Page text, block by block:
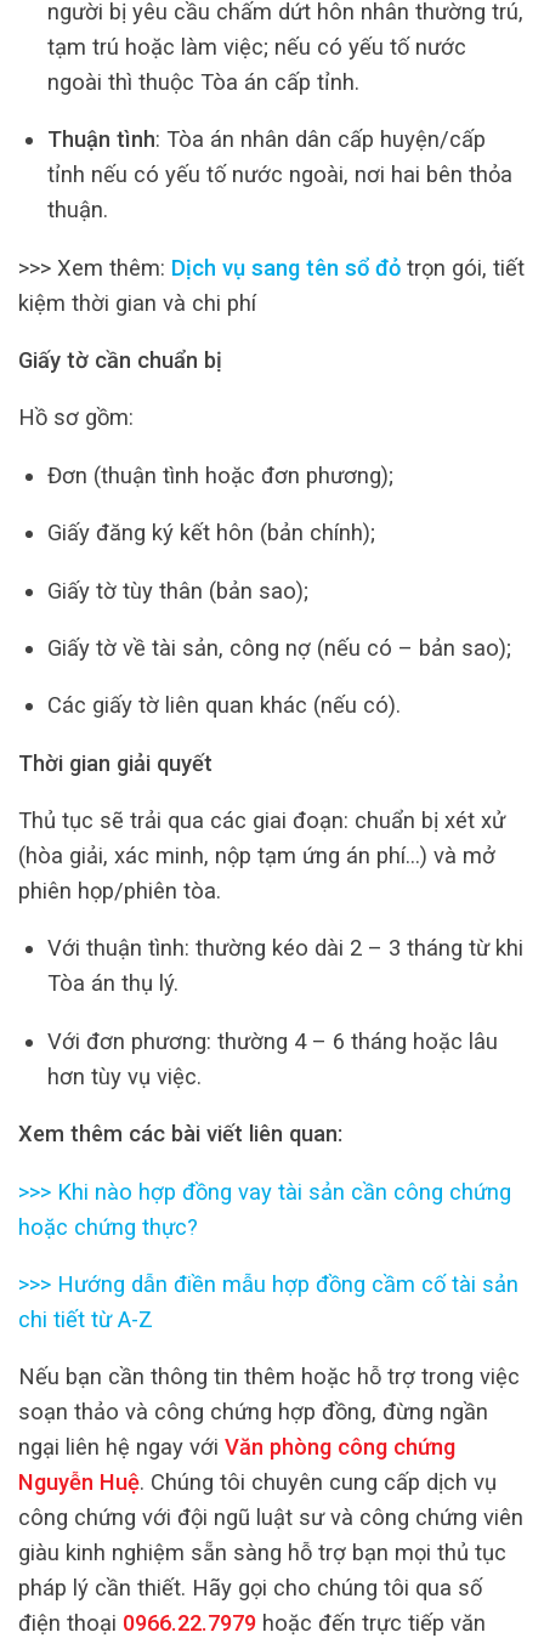
người bị yêu cầu chấm dứt hôn nhân thường trú,
tạm trú hoặc làm việc; nếu có yếu tố nước
ngoài thì thuộc Tòa án cấp tỉnh.
Thuận tình: Tòa án nhân dân cấp huyện/cấp
tỉnh nếu có yếu tố nước ngoài, nơi hai bên thỏa
thuận.
>>> Xem thêm: Dịch vụ sang tên sổ đỏ trọn gói, tiết
kiệm thời gian và chi phí
Giấy tờ cần chuẩn bị
Hồ sơ gồm:
Đơn (thuận tình hoặc đơn phương);
Giấy đăng ký kết hôn (bản chính);
Giấy tờ tùy thân (bản sao);
Giấy tờ về tài sản, công nợ (nếu có – bản sao);
Các giấy tờ liên quan khác (nếu có).
Thời gian giải quyết
Thủ tục sẽ trải qua các giai đoạn: chuẩn bị xét xử
(hòa giải, xác minh, nộp tạm ứng án phí…) và mở
phiên họp/phiên tòa.
Với thuận tình: thường kéo dài 2 – 3 tháng từ khi
Tòa án thụ lý.
Với đơn phương: thường 4 – 6 tháng hoặc lâu
hơn tùy vụ việc.
Xem thêm các bài viết liên quan:
>>> Khi nào hợp đồng vay tài sản cần công chứng
hoặc chứng thực?
>>> Hướng dẫn điền mẫu hợp đồng cầm cố tài sản
chi tiết từ A-Z
Nếu bạn cần thông tin thêm hoặc hỗ trợ trong việc
soạn thảo và công chứng hợp đồng, đừng ngần
ngại liên hệ ngay với Văn phòng công chứng
Nguyễn Huệ. Chúng tôi chuyên cung cấp dịch vụ
công chứng với đội ngũ luật sư và công chứng viên
giàu kinh nghiệm sẵn sàng hỗ trợ bạn mọi thủ tục
pháp lý cần thiết. Hãy gọi cho chúng tôi qua số
điện thoại 0966.22.7979 hoặc đến trực tiếp văn